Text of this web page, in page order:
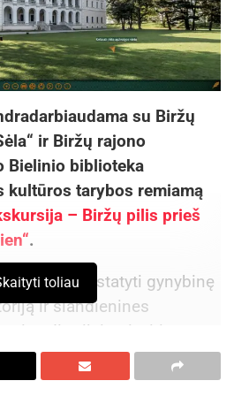
su Biržų
ir Biržų rajono
Bielinio biblioteka
kultūros tarybos remiamą
– Biržų pilis prieš
.
tikslas – pristatyti gynybinę
ir šiandienines
auditorijai – įvairių
ir specialiųjų poreikių
Šiam tikslui pasiekti buvo
toliau